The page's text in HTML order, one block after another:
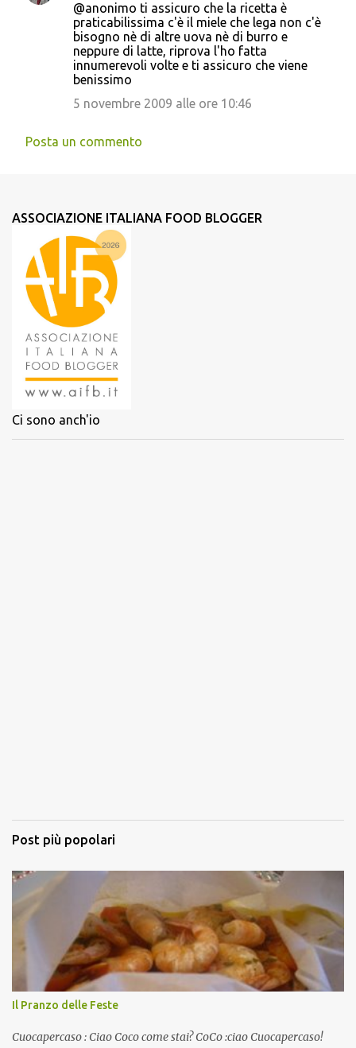
@anonimo ti assicuro che la ricetta è
praticabilissima c'è il miele che lega non c'è
bisogno nè di altre uova nè di burro e
neppure di latte, riprova l'ho fatta
innumerevoli volte e ti assicuro che viene
benissimo
5 novembre 2009 alle ore 10:46
Posta un commento
ASSOCIAZIONE ITALIANA FOOD BLOGGER
Ci sono anch'io
Post più popolari
Il Pranzo delle Feste
Cuocapercaso : Ciao Coco come stai? CoCo :ciao Cuocapercaso!